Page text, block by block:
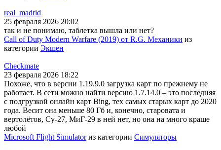
real_madrid
25 февраля 2026 20:02
так и не понимаю, таблетка вышла или нет?
Call of Duty Modern Warfare (2019) от R.G. Механики из
категории Экшен
Checkmate
23 февраля 2026 18:22
Похоже, что в версии 1.19.9.0 загрузка карт по прежнему не
работает. В сети можно найти версию 1.7.14.0 – это последняя
с подгрузкой онлайн карт Bing, тех самых старых карт до 2020
года. Весит она меньше 80 Гб и, конечно, старовата и
вертолётов, Су-27, МиГ-29 в ней нет, но она на много краше
любой
Microsoft Flight Simulatorиз категории Симуляторы